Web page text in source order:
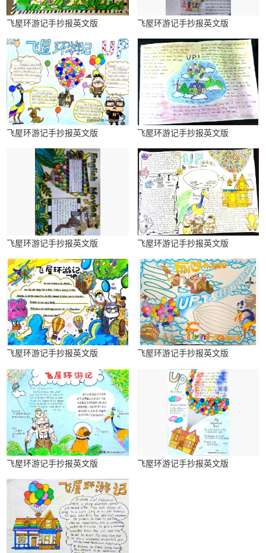
飞屋环游记手抄报英文版 飞屋环游记手抄报英文版
飞屋环游记手抄报英文版 飞屋环游记手抄报英文版
飞屋环游记手抄报英文版 飞屋环游记手抄报英文版
飞屋环游记手抄报英文版 飞屋环游记手抄报英文版
飞屋环游记手抄报英文版 飞屋环游记手抄报英文版